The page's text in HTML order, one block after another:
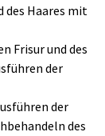
des Haares mit
Frisur und des
der
der
des